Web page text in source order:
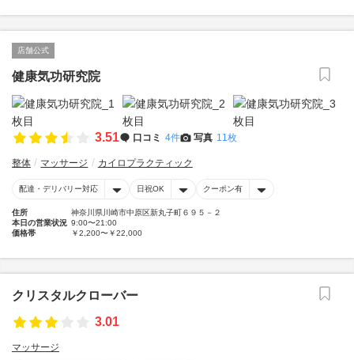
店舗公式
健康気功研究院
3.51 口コミ 4件 写真 11枚
整体 マッサージ カイロプラクティック
配達・デリバリー対応 日祝OK クーポン有
住所
神奈川県川崎市中原区新丸子町６９５－２
本日の営業状況 9:00〜21:00
価格帯
￥2,200〜￥22,000
クリスタルクローバー
3.01
マッサージ